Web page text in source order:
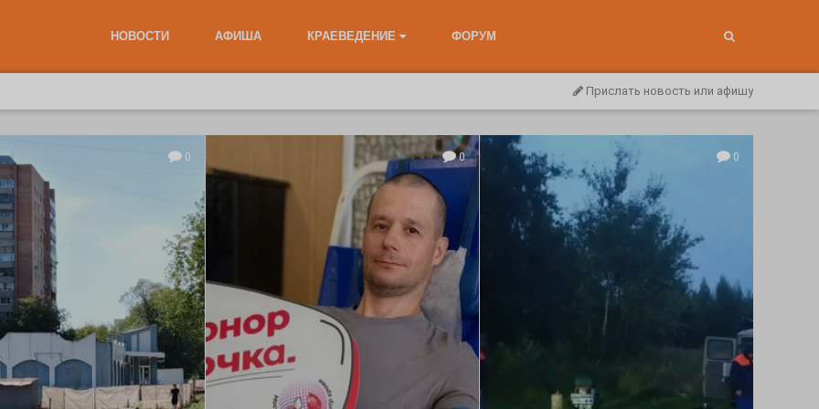
НОВОСТИ АФИША КРАЕВЕДЕНИЕ ФОРУМ
Прислать новость или афишу
0 0 0